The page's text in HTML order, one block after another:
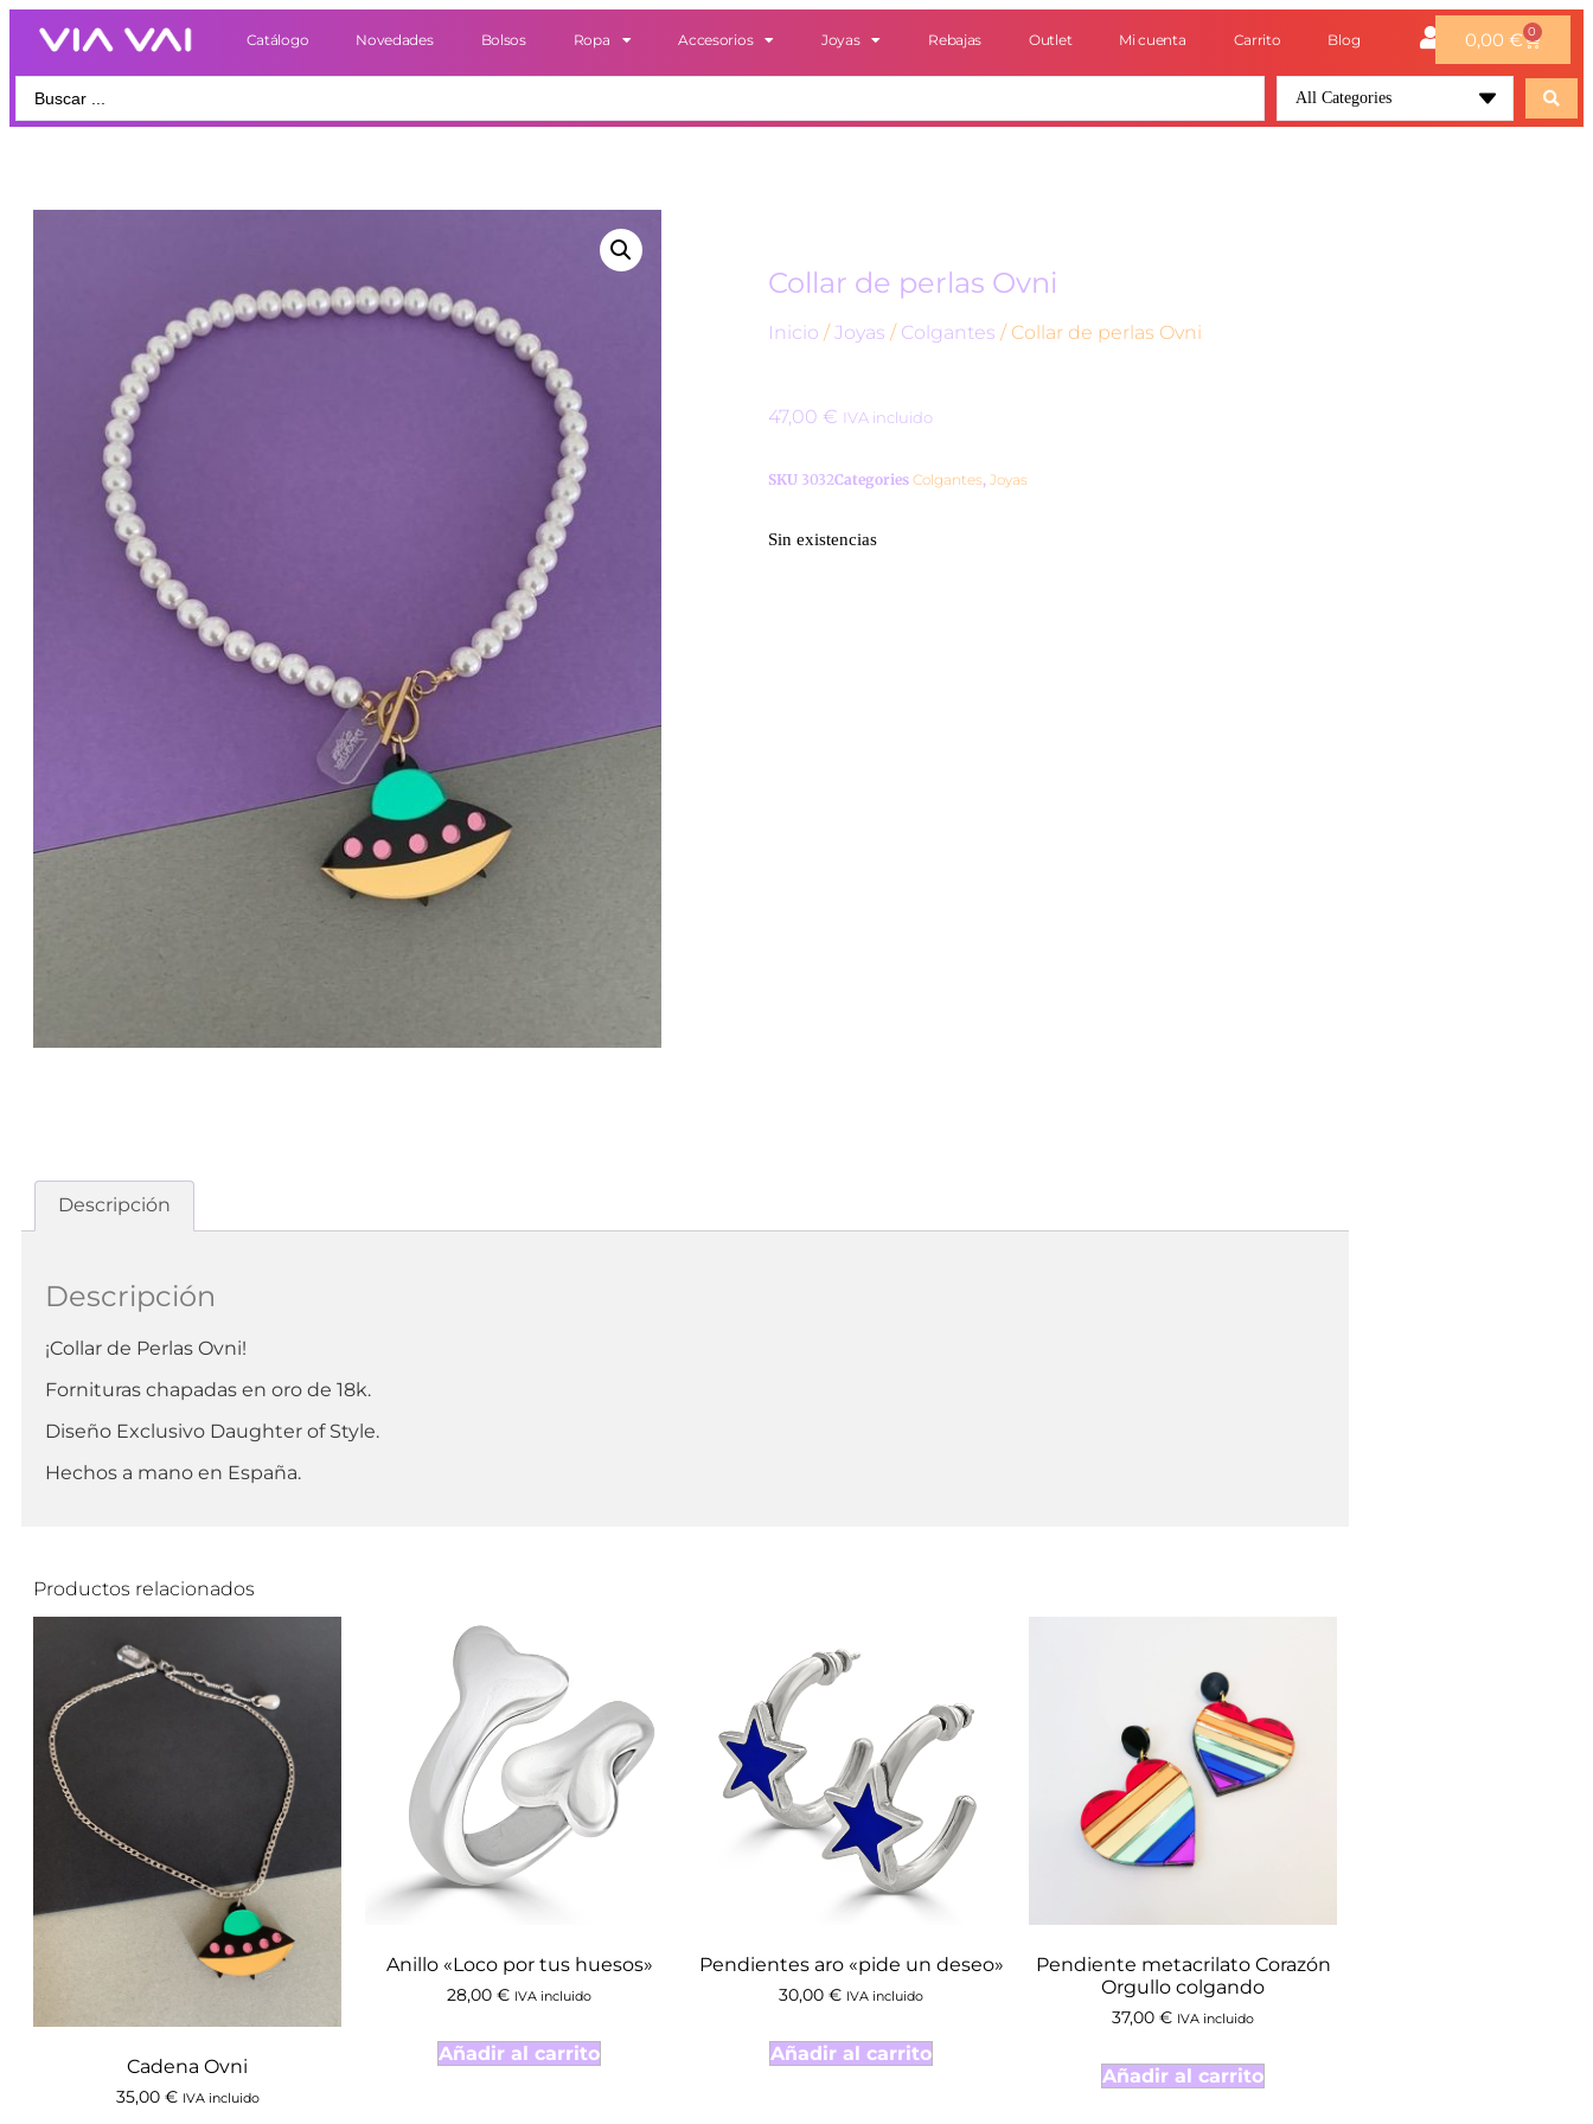
Catálogo Novedades Bolsos Ropa Accesorios Joyas Rebajas Outlet Mi cuenta Carrito Blog 0,00 € 0
All Categories
Collar de perlas Ovni
Inicio /Joyas / Colgantes / Collar de perlas Ovni
47,00 € IVA incluido
SKU 3032Categories Colgantes, Joyas
Sin existencias
Descripción
Descripción
¡Collar de Perlas Ovni!
Fornituras chapadas en oro de 18k.
Diseño Exclusivo Daughter of Style.
Hechos a mano en España.
Productos relacionados
Cadena Ovni
35,00 € IVA incluido
Anillo «Loco por tus huesos»
28,00 € IVA incluido
Añadir al carrito
Pendientes aro «pide un deseo»
30,00 € IVA incluido
Añadir al carrito
Pendiente metacrilato Corazón
Orgullo colgando
37,00 € IVA incluido
Añadir al carrito